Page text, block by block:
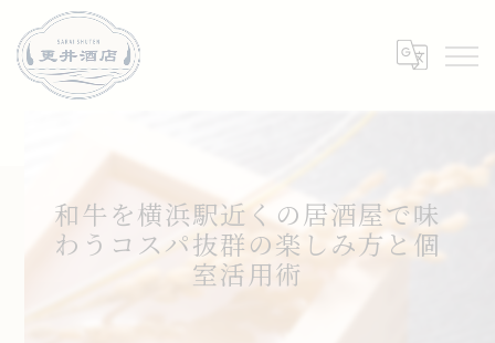
和牛を横浜駅近くの居酒屋で味
わうコスパ抜群の楽しみ方と個
室活用術